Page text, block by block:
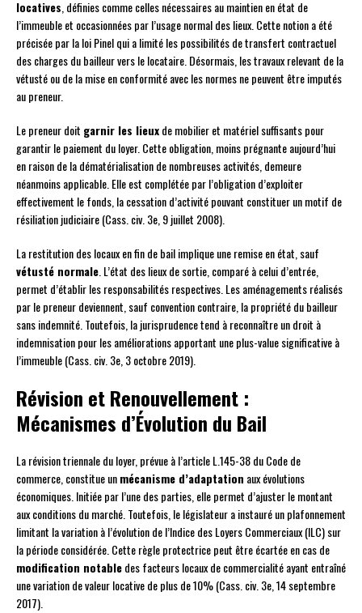
locatives, définies comme celles nécessaires au maintien en état de
l’immeuble et occasionnées par l’usage normal des lieux. Cette notion a été
précisée par la loi Pinel qui a limité les possibilités de transfert contractuel
des charges du bailleur vers le locataire. Désormais, les travaux relevant de la
vétusté ou de la mise en conformité avec les normes ne peuvent être imputés
au preneur.
Le preneur doit garnir les lieuxde mobilier et matériel suffisants pour
garantir le paiement du loyer. Cette obligation, moins prégnante aujourd’hui
en raison de la dématérialisation de nombreuses activités, demeure
néanmoins applicable. Elle est complétée par l’obligation d’exploiter
effectivement le fonds, la cessation d’activité pouvant constituer un motif de
résiliation judiciaire (Cass. civ. 3e, 9 juillet 2008).
La restitution des locaux en fin de bail implique une remise en état, sauf
vétusté normale. L’état des lieux de sortie, comparé à celui d’entrée,
permet d’établir les responsabilités respectives. Les aménagements réalisés
par le preneur deviennent, sauf convention contraire, la propriété du bailleur
sans indemnité. Toutefois, la jurisprudence tend à reconnaître un droit à
indemnisation pour les améliorations apportant une plus-value significative à
l’immeuble (Cass. civ. 3e, 3 octobre 2019).
Révision et Renouvellement :
Mécanismes d’Évolution du Bail
La révision triennale du loyer, prévue à l’article L.145-38 du Code de
commerce, constitue unmécanisme d’adaptation aux évolutions
économiques. Initiée par l’une des parties, elle permet d’ajuster le montant
aux conditions du marché. Toutefois, le législateur a instauré un plafonnement
limitant la variation à l’évolution de l’Indice des Loyers Commerciaux (ILC) sur
la période considérée. Cette règle protectrice peut être écartée en cas de
modification notabledes facteurs locaux de commercialité ayant entraîné
une variation de valeur locative de plus de 10% (Cass. civ. 3e, 14 septembre
2017).